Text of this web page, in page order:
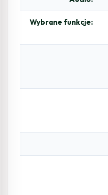
Wybrane funkcje: